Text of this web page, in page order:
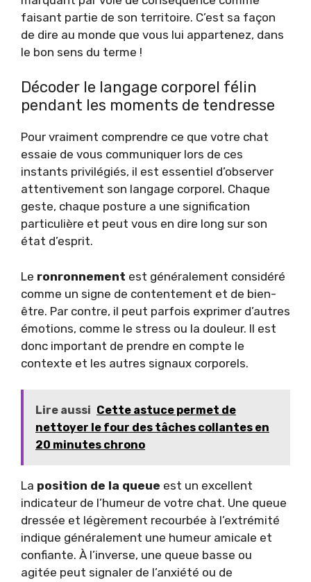
faisant partie de son territoire. C’est sa façon
de dire au monde que vous lui appartenez, dans
le bon sens du terme !
Décoder le langage corporel félin
pendant les moments de tendresse
Pour vraiment comprendre ce que votre chat
essaie de vous communiquer lors de ces
instants privilégiés, il est essentiel d’observer
attentivement son langage corporel. Chaque
geste, chaque posture a une signification
particulière et peut vous en dire long sur son
état d’esprit.
Le ronronnement est généralement considéré
comme un signe de contentement et de bien-
être. Par contre, il peut parfois exprimer d’autres
émotions, comme le stress ou la douleur. Il est
donc important de prendre en compte le
contexte et les autres signaux corporels.
Lire aussi Cette astuce permet de
nettoyer le four des tâches collantes en
20 minutes chrono
La position de la queue est un excellent
indicateur de l’humeur de votre chat. Une queue
dressée et légèrement recourbée à l’extrémité
indique généralement une humeur amicale et
confiante. À l’inverse, une queue basse ou
agitée peut signaler de l’anxiété ou de